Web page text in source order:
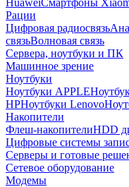
HuaweiСмартфоны
Рации
Цифровая радиосвязь
связьВолновая связь
Сервера, ноутбуки и ПК
Машинное зрение
Ноутбуки
Ноутбуки APPLE
HPНоутбуки Lenovo
Накопители
Флеш-накопителиHDD
Цифровые системы
Серверы и готовые
Сетевое оборудование
Модемы